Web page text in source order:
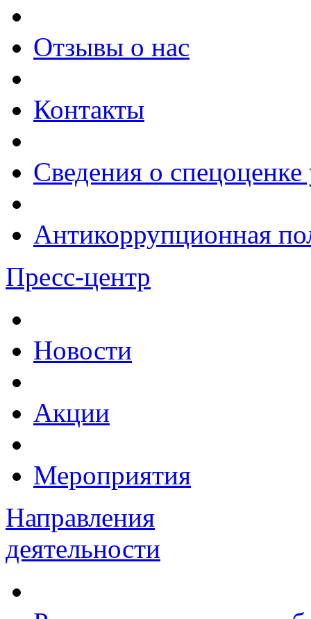
Отзывы о нас
Контакты
Сведения о
Антикоррупционная
Пресс-центр
Новости
Акции
Мероприятия
Направления
деятельности